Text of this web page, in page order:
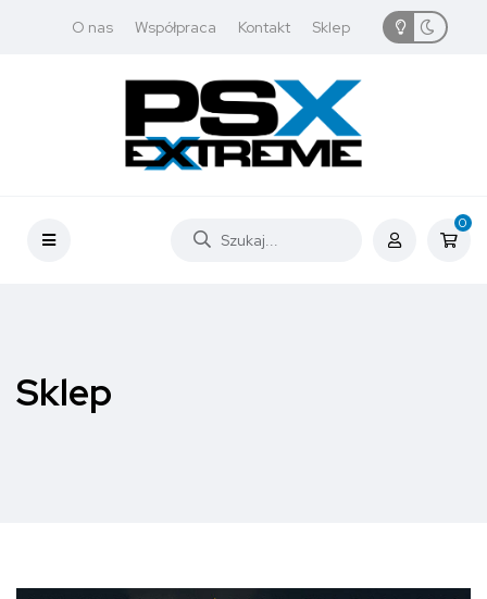
O nas Współpraca Kontakt Sklep
0
Sklep